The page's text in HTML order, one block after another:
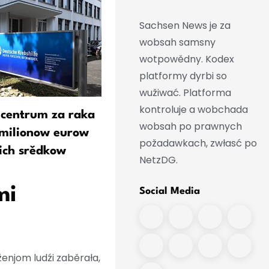
za raka
eurow
srědkow
4,8 milionow eurow za
srjedźoněmski rakowy
centrum
ludźi zaběrała,
Sachsen News je za
wobsah samsny
wotpowědny. Kodex
platformy dyrbi so
wužiwać. Platforma
kontroluje a wobchada
wobsah po prawnych
požadawkach, zwłasć po
NetzDG.
Social Media